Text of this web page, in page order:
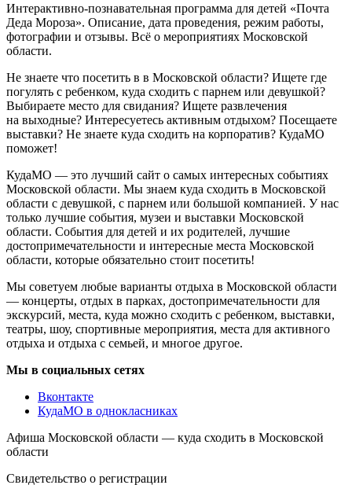
Интерактивно-познавательная программа для детей «Почта
Деда Мороза». Описание, дата проведения, режим работы,
фотографии и отзывы. Всё о мероприятиях Московской
области.
Не знаете что посетить в в Московской области? Ищете где
погулять с ребенком, куда сходить с парнем или девушкой?
Выбираете место для свидания? Ищете развлечения
на выходные? Интересуетесь активным отдыхом? Посещаете
выставки? Не знаете куда сходить на корпоратив? КудаМО
поможет!
КудаМО — это лучший сайт о самых интересных событиях
Московской области. Мы знаем куда сходить в Московской
области с девушкой, с парнем или большой компанией. У нас
только лучшие события, музеи и выставки Московской
области. События для детей и их родителей, лучшие
достопримечательности и интересные места Московской
области, которые обязательно стоит посетить!
Мы советуем любые варианты отдыха в Московской области
— концерты, отдых в парках, достопримечательности для
экскурсий, места, куда можно сходить с ребенком, выставки,
театры, шоу, спортивные мероприятия, места для активного
отдыха и отдыха с семьей, и многое другое.
Мы в социальных сетях
Вконтакте
КудаМО в однокласниках
Афиша Московской области — куда сходить в Московской
области
Свидетельство о регистрации